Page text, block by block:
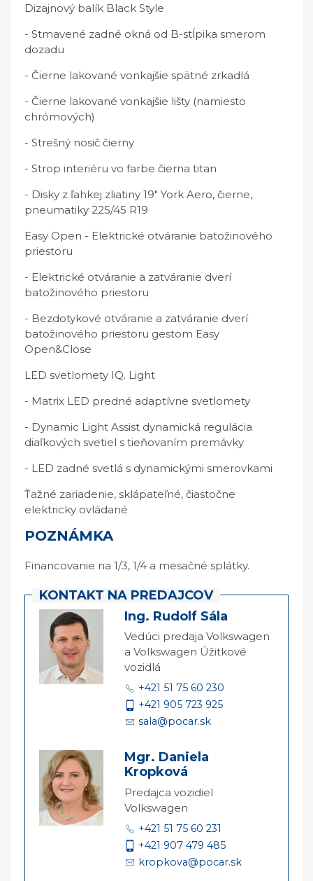
Dizajnový balík Black Style
- Stmavené zadné okná od B-stĺpika smerom
dozadu
- Čierne lakované vonkajšie spätné zrkadlá
- Čierne lakované vonkajšie lišty (namiesto
chrómových)
- Strešný nosič čierny
- Strop interiéru vo farbe čierna titan
- Disky z ľahkej zliatiny 19" York Aero, čierne,
pneumatiky 225/45 R19
Easy Open - Elektrické otváranie batožinového
priestoru
- Elektrické otváranie a zatváranie dverí
batožinového priestoru
- Bezdotykové otváranie a zatváranie dverí
batožinového priestoru gestom Easy
Open&Close
LED svetlomety IQ. Light
- Matrix LED predné adaptívne svetlomety
- Dynamic Light Assist dynamická regulácia
diaľkových svetiel s tieňovaním premávky
- LED zadné svetlá s dynamickými smerovkami
Ťažné zariadenie, sklápateľné, čiastočne
elektricky ovládané
POZNÁMKA
Financovanie na 1/3, 1/4 a mesačné splátky.
KONTAKT NA PREDAJCOV
Ing. Rudolf Sála
Vedúci predaja Volkswagen
a Volkswagen Úžitkové
vozidlá
+421 51 75 60 230
+421 905 723 925
sala@pocar.sk
Mgr. Daniela
Kropková
Predajca vozidiel
Volkswagen
+421 51 75 60 231
+421 907 479 485
kropkova@pocar.sk